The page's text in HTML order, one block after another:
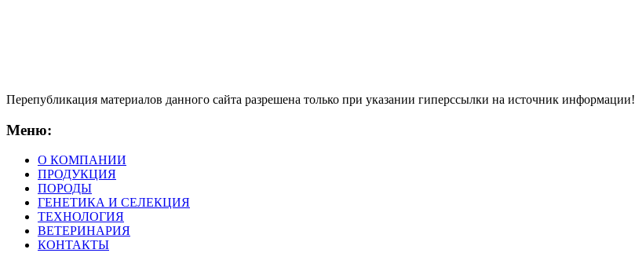
Перепубликация материалов данного сайта разрешена только при указании гиперсcылки на источник информации!
Меню:
О КОМПАНИИ
ПРОДУКЦИЯ
ПОРОДЫ
ГЕНЕТИКА И СЕЛЕКЦИЯ
ТЕХНОЛОГИЯ
ВЕТЕРИНАРИЯ
КОНТАКТЫ